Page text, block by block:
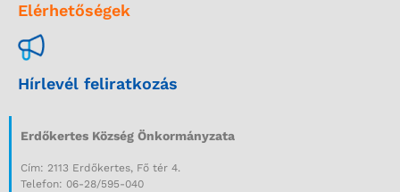
Elérhetőségek
Hírlevél feliratkozás
Erdőkertes Község Önkormányzata
Cím: 2113 Erdőkertes, Fő tér 4.
Telefon: 06-28/595-040